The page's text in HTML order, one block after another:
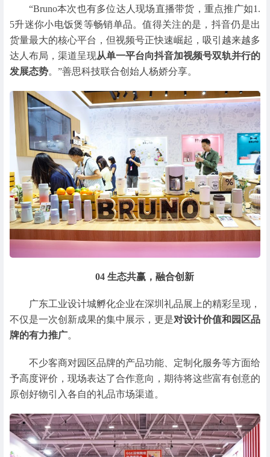
“Bruno本次也有多位达人现场直播带货，重点推广如1.
5升迷你小电饭煲等畅销单品。值得关注的是，抖音仍是出
货量最大的核心平台，但视频号正快速崛起，吸引越来越多
达人布局，渠道呈现从单一平台向抖音加视频号双轨并行的
发展态势。”善思科技联合创始人杨娇分享。
04 生态共赢，融合创新
广东工业设计城孵化企业在深圳礼品展上的精彩呈现，
不仅是一次创新成果的集中展示，更是对设计价值和园区品
牌的有力推广。
不少客商对园区品牌的产品功能、定制化服务等方面给
予高度评价，现场表达了合作意向，期待将这些富有创意的
原创好物引入各自的礼品市场渠道。